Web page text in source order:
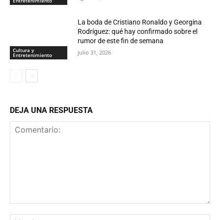
Cultura y
Entretenimiento
La boda de Cristiano Ronaldo y Georgina
Rodríguez: qué hay confirmado sobre el
rumor de este fin de semana
julio 31, 2026
DEJA UNA RESPUESTA